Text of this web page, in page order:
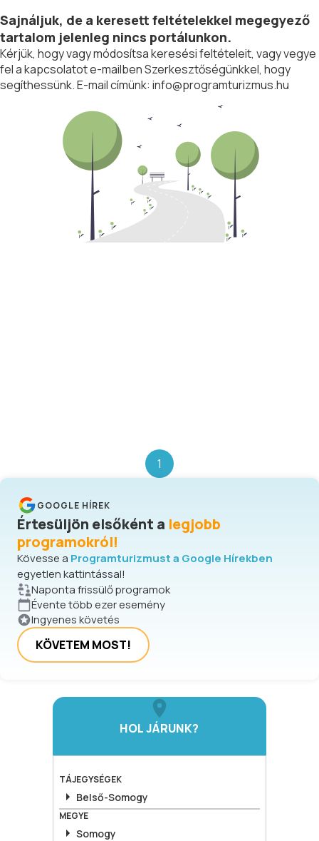
Sajnáljuk, de a keresett feltételekkel megegyező
tartalom jelenleg nincs portálunkon.
Kérjük, hogy vagy módosítsa keresési feltételeit, vagy vegye
fel a kapcsolatot e-mailben Szerkesztőségünkkel, hogy
segíthessünk. E-mail címünk: info@programturizmus.hu
1
GOOGLE HÍREK
Értesüljön elsőként a legjobb
programokról!
Kövesse a Programturizmust a Google Hírekben
egyetlen kattintással!
Naponta frissülő programok
Évente több ezer esemény
Ingyenes követés
KÖVETEM MOST!
HOL JÁRUNK?
TÁJEGYSÉGEK
Belső-Somogy
MEGYE
Somogy